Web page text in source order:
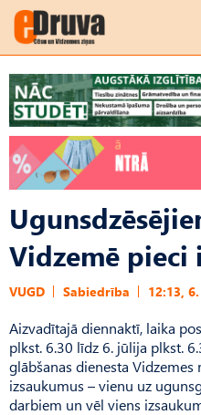
Vidzemē pieci
VUGD Sabiedrība 12:13,
Aizvadītajā diennaktī, laika
plkst. 6.30 līdz 6. jūlija plkst.
glābšanas dienesta
izsaukumus – vienu uz
darbiem un vēl viens